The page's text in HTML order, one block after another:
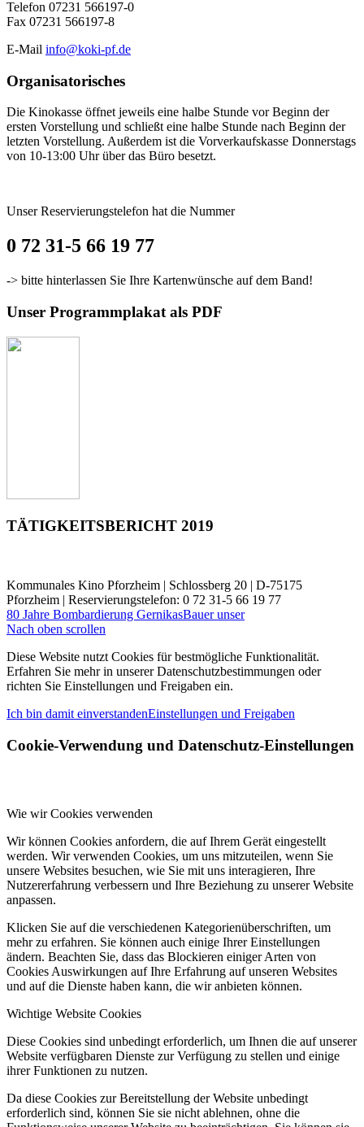
Telefon 07231 566197-0
Fax 07231 566197-8
E-Mail info@koki-pf.de
Organisatorisches
Die Kinokasse öffnet jeweils eine halbe Stunde vor Beginn der
ersten Vorstellung und schließt eine halbe Stunde nach Beginn der
letzten Vorstellung. Außerdem ist die Vorverkaufskasse Donnerstags
von 10-13:00 Uhr über das Büro besetzt.
Unser Reservierungstelefon hat die Nummer
0 72 31-5 66 19 77
-> bitte hinterlassen Sie Ihre Kartenwünsche auf dem Band!
Unser Programmplakat als PDF
TÄTIGKEITSBERICHT 2019
Kommunales Kino Pforzheim | Schlossberg 20 | D-75175
Pforzheim | Reservierungstelefon: 0 72 31-5 66 19 77
80 Jahre Bombardierung GernikasBauer unser
Nach oben scrollen
Diese Website nutzt Cookies für bestmögliche Funktionalität.
Erfahren Sie mehr in unserer Datenschutzbestimmungen oder
richten Sie Einstellungen und Freigaben ein.
Ich bin damit einverstandenEinstellungen und Freigaben
Cookie-Verwendung und Datenschutz-Einstellungen
Wie wir Cookies verwenden
Wir können Cookies anfordern, die auf Ihrem Gerät eingestellt
werden. Wir verwenden Cookies, um uns mitzuteilen, wenn Sie
unsere Websites besuchen, wie Sie mit uns interagieren, Ihre
Nutzererfahrung verbessern und Ihre Beziehung zu unserer Website
anpassen.
Klicken Sie auf die verschiedenen Kategorienüberschriften, um
mehr zu erfahren. Sie können auch einige Ihrer Einstellungen
ändern. Beachten Sie, dass das Blockieren einiger Arten von
Cookies Auswirkungen auf Ihre Erfahrung auf unseren Websites
und auf die Dienste haben kann, die wir anbieten können.
Wichtige Website Cookies
Diese Cookies sind unbedingt erforderlich, um Ihnen die auf unserer
Website verfügbaren Dienste zur Verfügung zu stellen und einige
ihrer Funktionen zu nutzen.
Da diese Cookies zur Bereitstellung der Website unbedingt
erforderlich sind, können Sie sie nicht ablehnen, ohne die